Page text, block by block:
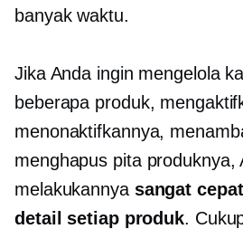
banyak waktu.
Jika Anda ingin mengelola
beberapa produk,
menonaktifkannya,
menghapus pita produknya,
melakukannya sangat
detail setiap produk.